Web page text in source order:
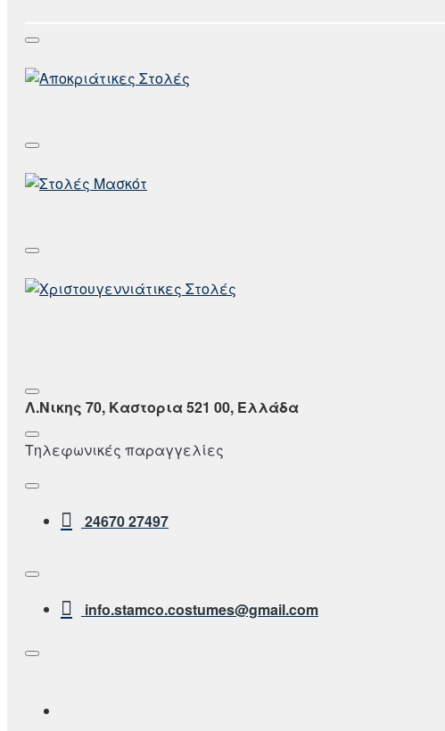
Λ.Νικης 70, Καστορια 521 00, Ελλάδα
Τηλεφωνικές παραγγελίες
24670 27497
info.stamco.costumes@gmail.com